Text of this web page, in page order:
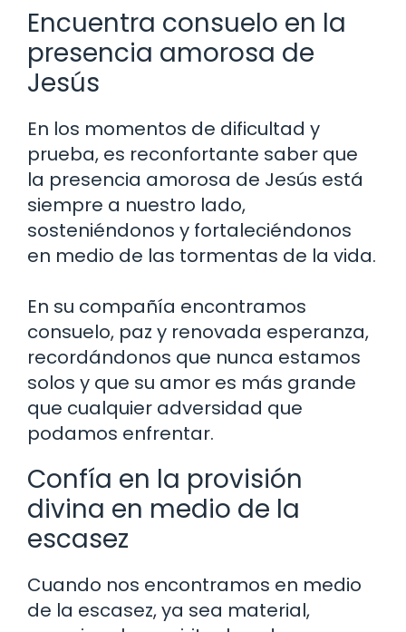
Encuentra consuelo en la
presencia amorosa de
Jesús
En los momentos de dificultad y
prueba, es reconfortante saber que
la presencia amorosa de Jesús está
siempre a nuestro lado,
sosteniéndonos y fortaleciéndonos
en medio de las tormentas de la vida.
En su compañía encontramos
consuelo, paz y renovada esperanza,
recordándonos que nunca estamos
solos y que su amor es más grande
que cualquier adversidad que
podamos enfrentar.
Confía en la provisión
divina en medio de la
escasez
Cuando nos encontramos en medio
de la escasez, ya sea material,